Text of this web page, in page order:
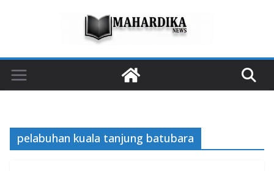
pelabuhan kuala tanjung batubara